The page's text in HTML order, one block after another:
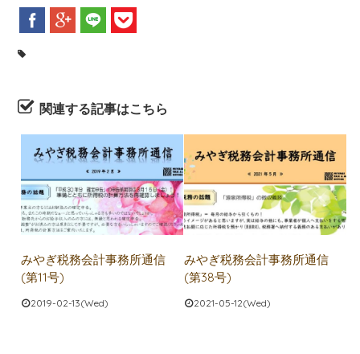
関連する記事はこちら
みやぎ税務会計事務所通信
(第11号)
2019-02-13(Wed)
みやぎ税務会計事務所通信
(第38号)
2021-05-12(Wed)